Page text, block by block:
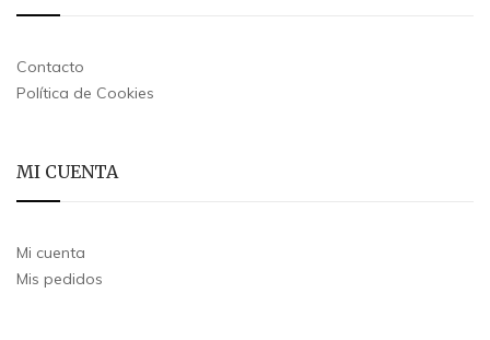
Contacto
Política de Cookies
MI CUENTA
Mi cuenta
Mis pedidos